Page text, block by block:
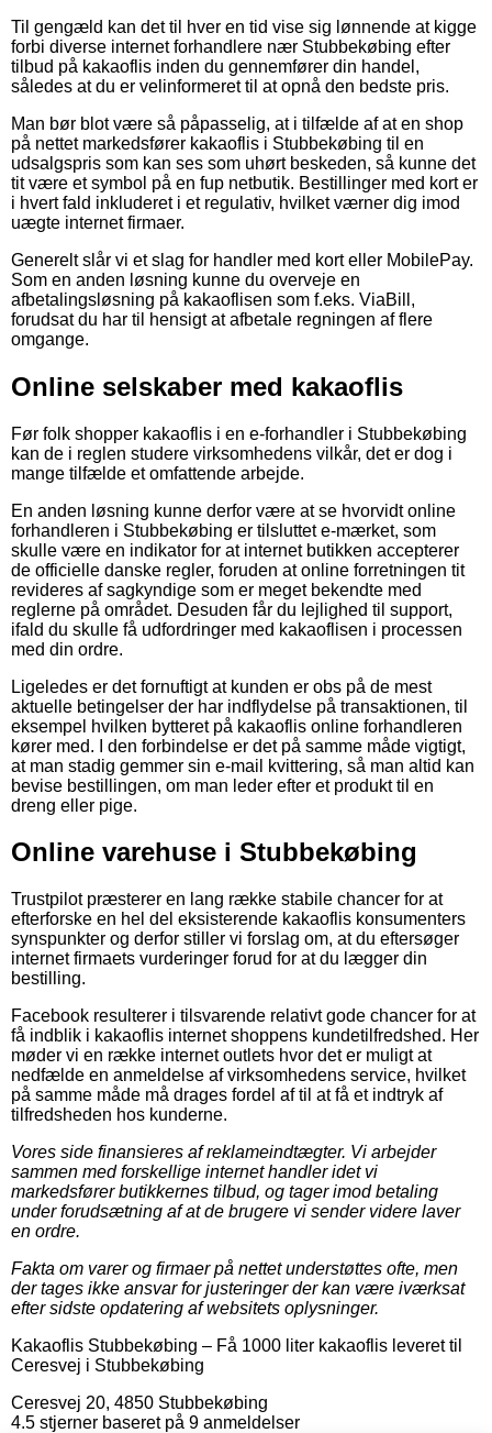
Til gengæld kan det til hver en tid vise sig lønnende at kigge
forbi diverse internet forhandlere nær Stubbekøbing efter
tilbud på kakaoflis inden du gennemfører din handel,
således at du er velinformeret til at opnå den bedste pris.
Man bør blot være så påpasselig, at i tilfælde af at en shop
på nettet markedsfører kakaoflis i Stubbekøbing til en
udsalgspris som kan ses som uhørt beskeden, så kunne det
tit være et symbol på en fup netbutik. Bestillinger med kort er
i hvert fald inkluderet i et regulativ, hvilket værner dig imod
uægte internet firmaer.
Generelt slår vi et slag for handler med kort eller MobilePay.
Som en anden løsning kunne du overveje en
afbetalingsløsning på kakaoflisen som f.eks. ViaBill,
forudsat du har til hensigt at afbetale regningen af flere
omgange.
Online selskaber med kakaoflis
Før folk shopper kakaoflis i en e-forhandler i Stubbekøbing
kan de i reglen studere virksomhedens vilkår, det er dog i
mange tilfælde et omfattende arbejde.
En anden løsning kunne derfor være at se hvorvidt online
forhandleren i Stubbekøbing er tilsluttet e-mærket, som
skulle være en indikator for at internet butikken accepterer
de officielle danske regler, foruden at online forretningen tit
revideres af sagkyndige som er meget bekendte med
reglerne på området. Desuden får du lejlighed til support,
ifald du skulle få udfordringer med kakaoflisen i processen
med din ordre.
Ligeledes er det fornuftigt at kunden er obs på de mest
aktuelle betingelser der har indflydelse på transaktionen, til
eksempel hvilken bytteret på kakaoflis online forhandleren
kører med. I den forbindelse er det på samme måde vigtigt,
at man stadig gemmer sin e-mail kvittering, så man altid kan
bevise bestillingen, om man leder efter et produkt til en
dreng eller pige.
Online varehuse i Stubbekøbing
Trustpilot præsterer en lang række stabile chancer for at
efterforske en hel del eksisterende kakaoflis konsumenters
synspunkter og derfor stiller vi forslag om, at du eftersøger
internet firmaets vurderinger forud for at du lægger din
bestilling.
Facebook resulterer i tilsvarende relativt gode chancer for at
få indblik i kakaoflis internet shoppens kundetilfredshed. Her
møder vi en række internet outlets hvor det er muligt at
nedfælde en anmeldelse af virksomhedens service, hvilket
på samme måde må drages fordel af til at få et indtryk af
tilfredsheden hos kunderne.
Vores side finansieres af reklameindtægter. Vi arbejder
sammen med forskellige internet handler idet vi
markedsfører butikkernes tilbud, og tager imod betaling
under forudsætning af at de brugere vi sender videre laver
en ordre.
Fakta om varer og firmaer på nettet understøttes ofte, men
der tages ikke ansvar for justeringer der kan være iværksat
efter sidste opdatering af websitets oplysninger.
Kakaoflis Stubbekøbing – Få 1000 liter kakaoflis leveret til
Ceresvej i Stubbekøbing
Ceresvej 20, 4850 Stubbekøbing
4.5 stjerner baseret på 9 anmeldelser